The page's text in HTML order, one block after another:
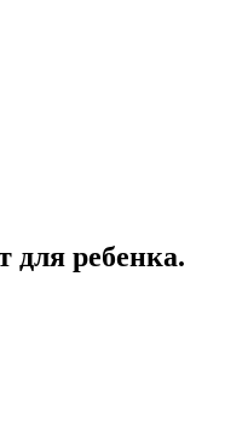
для ребенка.